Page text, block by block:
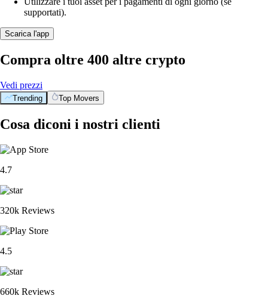
supportati).
Scarica l'app
Compra oltre 400 altre crypto
Vedi prezzi
Trending Top Movers
Cosa diconi i nostri clienti
4.7
320k Reviews
4.5
660k Reviews